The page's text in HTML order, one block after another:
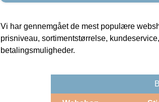
Vi har gennemgået de mest populære
prisniveau, sortimentstørrelse,
betalingsmuligheder.